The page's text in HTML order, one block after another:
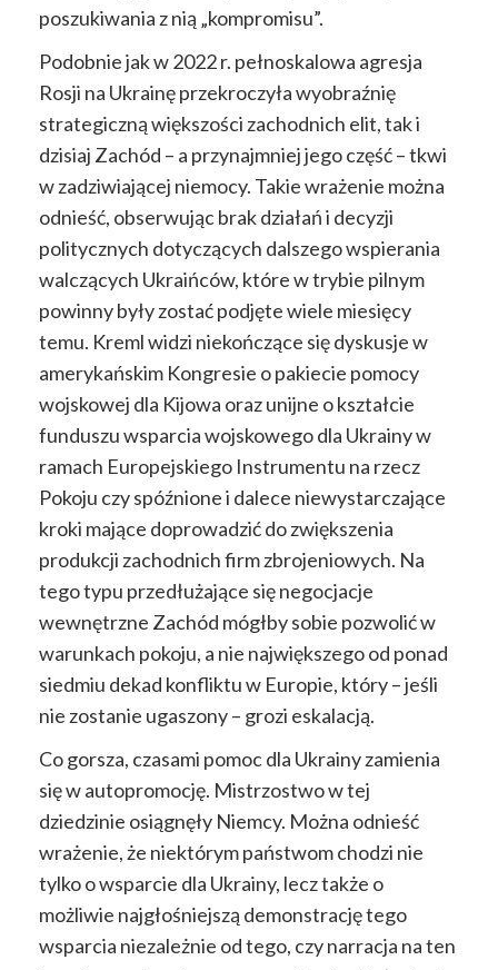
poszukiwania z nią „kompromisu”.
Podobnie jak w 2022 r. pełnoskalowa agresja
Rosji na Ukrainę przekroczyła wyobraźnię
strategiczną większości zachodnich elit, tak i
dzisiaj Zachód – a przynajmniej jego część – tkwi
w zadziwiającej niemocy. Takie wrażenie można
odnieść, obserwując brak działań i decyzji
politycznych dotyczących dalszego wspierania
walczących Ukraińców, które w trybie pilnym
powinny były zostać podjęte wiele miesięcy
temu. Kreml widzi niekończące się dyskusje w
amerykańskim Kongresie o pakiecie pomocy
wojskowej dla Kijowa oraz unijne o kształcie
funduszu wsparcia wojskowego dla Ukrainy w
ramach Europejskiego Instrumentu na rzecz
Pokoju czy spóźnione i dalece niewystarczające
kroki mające doprowadzić do zwiększenia
produkcji zachodnich firm zbrojeniowych. Na
tego typu przedłużające się negocjacje
wewnętrzne Zachód mógłby sobie pozwolić w
warunkach pokoju, a nie największego od ponad
siedmiu dekad konfliktu w Europie, który – jeśli
nie zostanie ugaszony – grozi eskalacją.
Co gorsza, czasami pomoc dla Ukrainy zamienia
się w autopromocję. Mistrzostwo w tej
dziedzinie osiągnęły Niemcy. Można odnieść
wrażenie, że niektórym państwom chodzi nie
tylko o wsparcie dla Ukrainy, lecz także o
możliwie najgłośniejszą demonstrację tego
wsparcia niezależnie od tego, czy narracja na ten